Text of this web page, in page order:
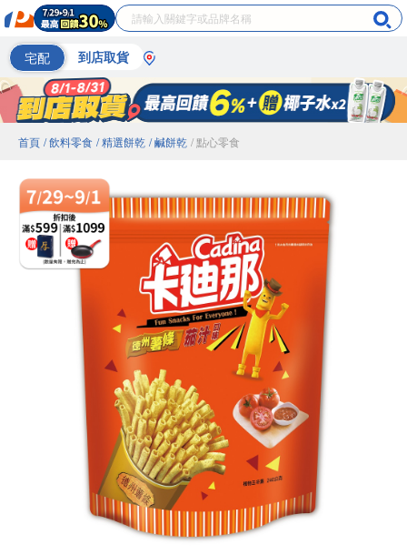
宅配 到店取貨
首頁 / 飲料零食 / 精選餅乾 / 鹹餅乾 / 點心零食